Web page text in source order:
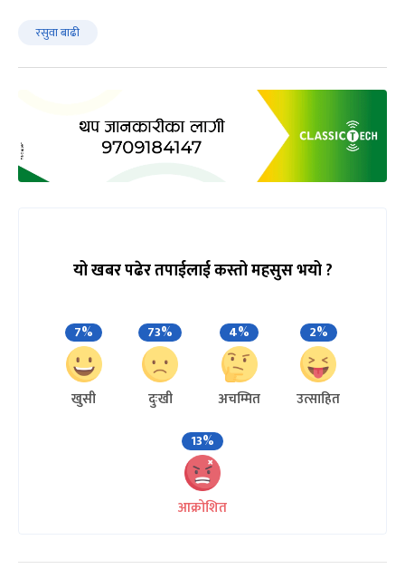
रसुवा बाढी
यो खबर पढेर तपाईलाई कस्तो महसुस भयो ?
7%
खुसी
73%
दुःखी
4%
अचम्मित
2%
उत्साहित
13%
आक्रोशित